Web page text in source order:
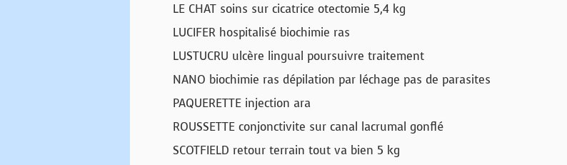
LE CHAT soins sur cicatrice otectomie 5,4 kg
LUCIFER hospitalisé biochimie ras
LUSTUCRU ulcère lingual poursuivre traitement
NANO biochimie ras dépilation par léchage pas de parasites
PAQUERETTE injection ara
ROUSSETTE conjonctivite sur canal lacrumal gonflé
SCOTFIELD retour terrain tout va bien 5 kg